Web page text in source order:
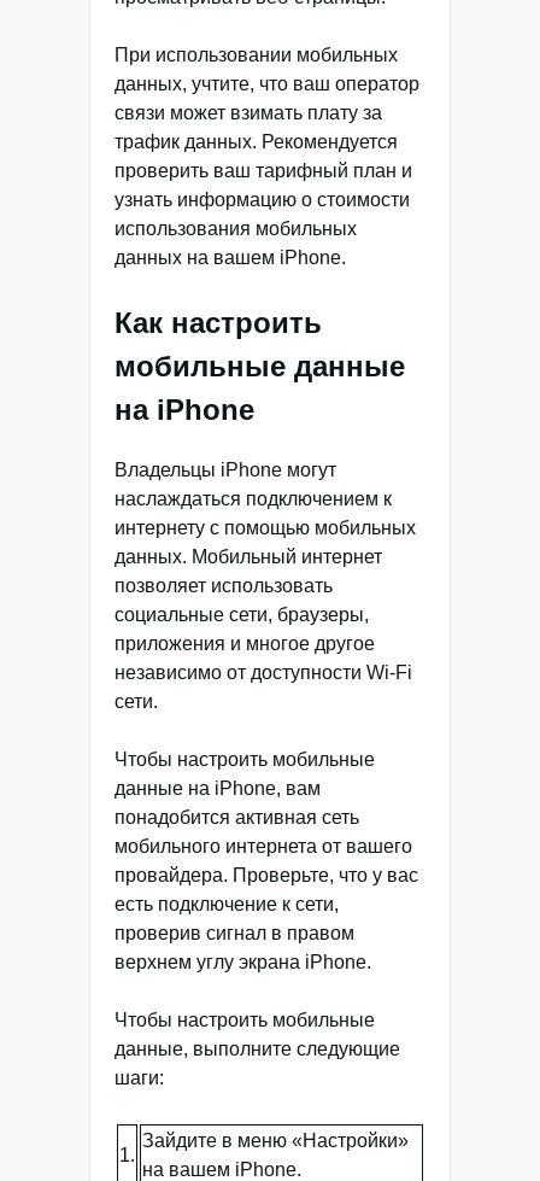
При использовании мобильных
данных, учтите, что ваш оператор
связи может взимать плату за
трафик данных. Рекомендуется
проверить ваш тарифный план и
узнать информацию о стоимости
использования мобильных
данных на вашем iPhone.
Как настроить
мобильные данные
на iPhone
Владельцы iPhone могут
наслаждаться подключением к
интернету с помощью мобильных
данных. Мобильный интернет
позволяет использовать
социальные сети, браузеры,
приложения и многое другое
независимо от доступности Wi-Fi
сети.
Чтобы настроить мобильные
данные на iPhone, вам
понадобится активная сеть
мобильного интернета от вашего
провайдера. Проверьте, что у вас
есть подключение к сети,
проверив сигнал в правом
верхнем углу экрана iPhone.
Чтобы настроить мобильные
данные, выполните следующие
шаги:
1.
Зайдите в меню «Настройки»
на вашем iPhone.